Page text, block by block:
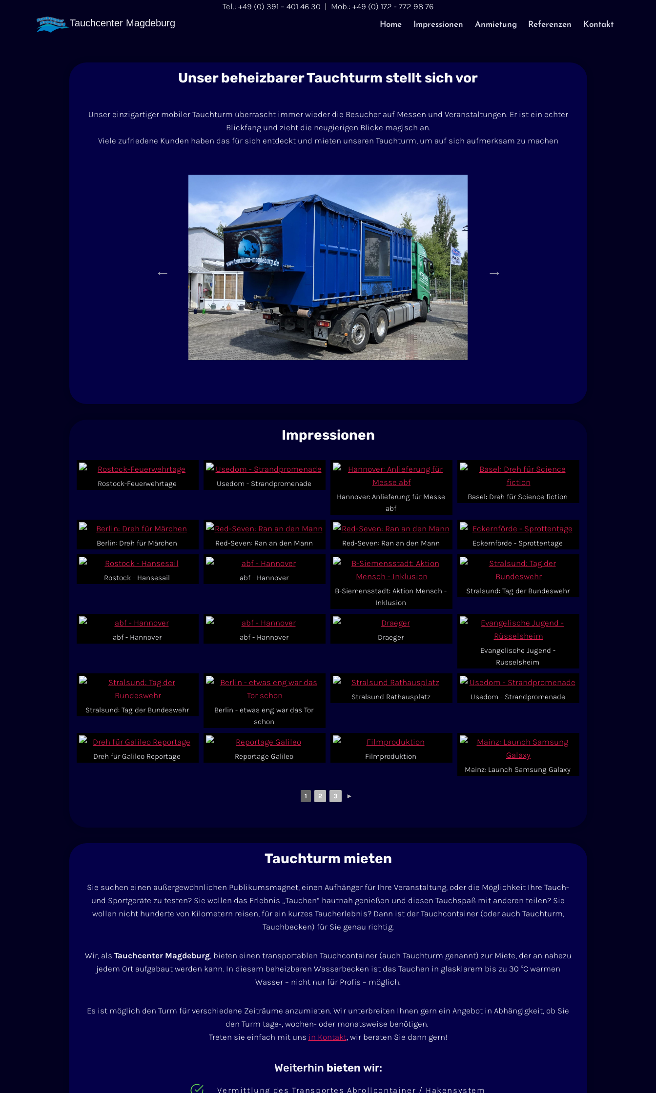
Tel.: +49 (0) 391 – 401 46 30 | Mob.: +49 (0) 172 - 772 98 76
Tauchcenter Magdeburg Home Impressionen Anmietung Referenzen Kontakt
Unser beheizbarer Tauchturm stellt sich vor
Unser einzigartiger mobiler Tauchturm überrascht immer wieder die Besucher auf Messen und Veranstaltungen. Er ist ein echter
Blickfang und zieht die neugierigen Blicke magisch an.
Viele zufriedene Kunden haben das für sich entdeckt und mieten unseren Tauchturm, um auf sich aufmerksam zu machen
Impressionen
Rostock-Feuerwehrtage
Usedom - Strandpromenade
Hannover: Anlieferung für Messe
abf
Basel: Dreh für Science fiction
Berlin: Dreh für Märchen Red-Seven: Ran an den Mann Red-Seven: Ran an den Mann Eckernförde - Sprottentage
Rostock - Hansesail
abf - Hannover
B-Siemensstadt: Aktion Mensch -
Inklusion
Stralsund: Tag der Bundeswehr
abf - Hannover abf - Hannover
Draeger
Evangelische Jugend -
Rüsselsheim
Stralsund: Tag der Bundeswehr
Berlin - etwas eng war das Tor
schon
Stralsund Rathausplatz Usedom - Strandpromenade
Dreh für Galileo Reportage Reportage Galileo
Filmproduktion
Mainz: Launch Samsung Galaxy
1 2 3 ►
Tauchturm mieten
Sie suchen einen außergewöhnlichen Publikumsmagnet, einen Aufhänger für Ihre Veranstaltung, oder die Möglichkeit Ihre Tauch-
und Sportgeräte zu testen? Sie wollen das Erlebnis „Tauchen“ hautnah genießen und diesen Tauchspaß mit anderen teilen? Sie
wollen nicht hunderte von Kilometern reisen, für ein kurzes Taucherlebnis? Dann ist der Tauchcontainer (oder auch Tauchturm,
Tauchbecken) für Sie genau richtig.
Wir, als Tauchcenter Magdeburg, bieten einen transportablen Tauchcontainer (auch Tauchturm genannt) zur Miete, der an nahezu
jedem Ort aufgebaut werden kann. In diesem beheizbaren Wasserbecken ist das Tauchen in glasklarem bis zu 30 °C warmen
Wasser – nicht nur für Profis – möglich.
Es ist möglich den Turm für verschiedene Zeiträume anzumieten. Wir unterbreiten Ihnen gern ein Angebot in Abhängigkeit, ob Sie
den Turm tage-, wochen- oder monatsweise benötigen.
Treten sie einfach mit uns in Kontakt, wir beraten Sie dann gern!
Weiterhin bieten wir:
Vermittlung des Transportes Abrollcontainer / Hakensystem